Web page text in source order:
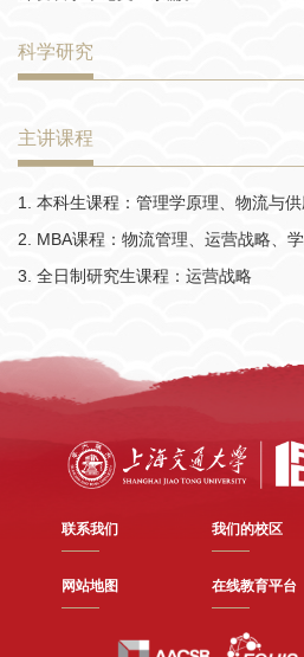
科学研究
主讲课程
1. 本科生课程：管理学原理、物流与
2. MBA课程：物流管理、运营战略、
3. 全日制研究生课程：运营战略
联系我们 我们的校区
网站地图 在线教育平台